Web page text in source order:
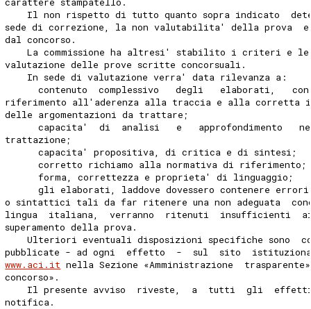
Il non rispetto di tutto quanto sopra indicato
sede di correzione, la non valutabilita' della prova
dal concorso.
La commissione ha altresi' stabilito i criteri e
valutazione delle prove scritte concorsuali.
    In sede di valutazione verra' data rilevanza a:
contenuto  complessivo   degli   elaborati,
riferimento all'aderenza alla traccia e alla corretta
delle argomentazioni da trattare;
capacita'  di  analisi   e   approfondimento
trattazione;
      capacita' propositiva, di critica e di sintesi;
corretto richiamo alla normativa di
      forma, correttezza e proprieta' di linguaggio;
gli elaborati, laddove dovessero contenere
o sintattici tali da far ritenere una non adeguata
lingua  italiana,  verranno  ritenuti  insufficienti
superamento della prova.
Ulteriori eventuali disposizioni specifiche sono
pubblicate - ad ogni  effetto  -  sul  sito
www.aci.it nella Sezione «Amministrazione
concorso».
Il presente avviso  riveste,  a  tutti  gli
notifica.